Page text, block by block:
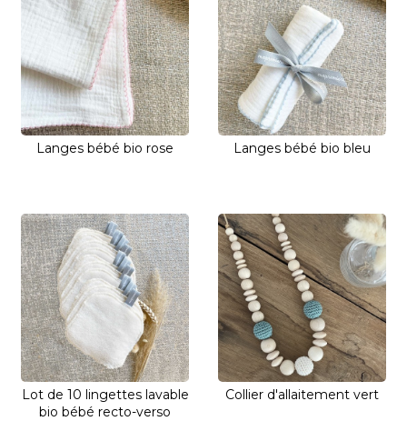
Langes bébé bio rose Langes bébé bio bleu
Lot de 10 lingettes lavable
bio bébé recto-verso
Collier d'allaitement vert